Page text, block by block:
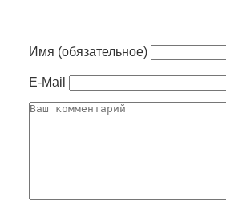
Имя (обязательное)
E-Mail